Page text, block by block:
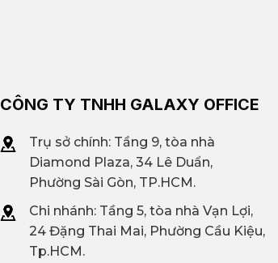
CÔNG TY TNHH GALAXY OFFICE
Trụ sở chính: Tầng 9, tòa nhà
Diamond Plaza, 34 Lê Duẩn,
Phường Sài Gòn, TP.HCM.
Chi nhánh: Tầng 5, tòa nhà Vạn Lợi,
24 Đặng Thai Mai, Phường Cầu Kiệu,
Tp.HCM.